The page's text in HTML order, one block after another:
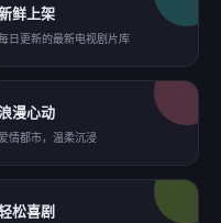
鲜上架
日更新的最新电视剧片库
漫心动
爱情都市，温柔沉浸
松喜剧